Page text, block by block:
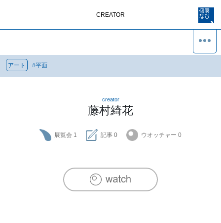
CREATOR
アート #平面
creator
藤村綺花
展覧会 1 記事 0 ウオッチャー 0